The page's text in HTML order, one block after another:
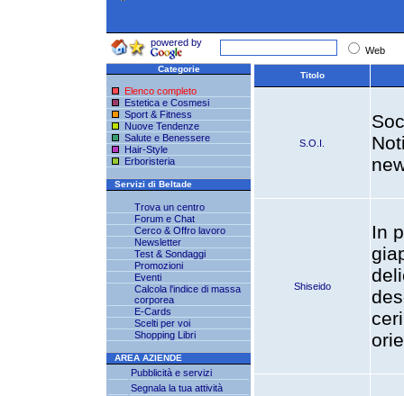
powered by
Web
Categorie
Elenco completo
Estetica e Cosmesi
Sport & Fitness
Nuove Tendenze
Salute e Benessere
Hair-Style
Erboristeria
Servizi di Beltade
Trova un centro
Forum e Chat
Cerco & Offro lavoro
Newsletter
Test & Sondaggi
Promozioni
Eventi
Calcola l'indice di massa
corporea
E-Cards
Scelti per voi
Shopping Libri
AREA AZIENDE
Pubblicità e servizi
Segnala la tua attività
Titolo
S.O.I.
Shiseido
In